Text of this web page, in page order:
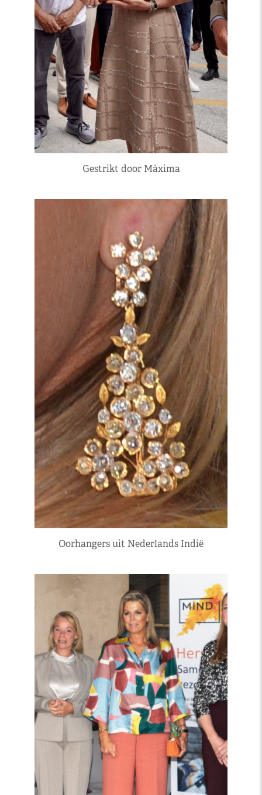
Gestrikt door Máxima
Oorhangers uit Nederlands Indië